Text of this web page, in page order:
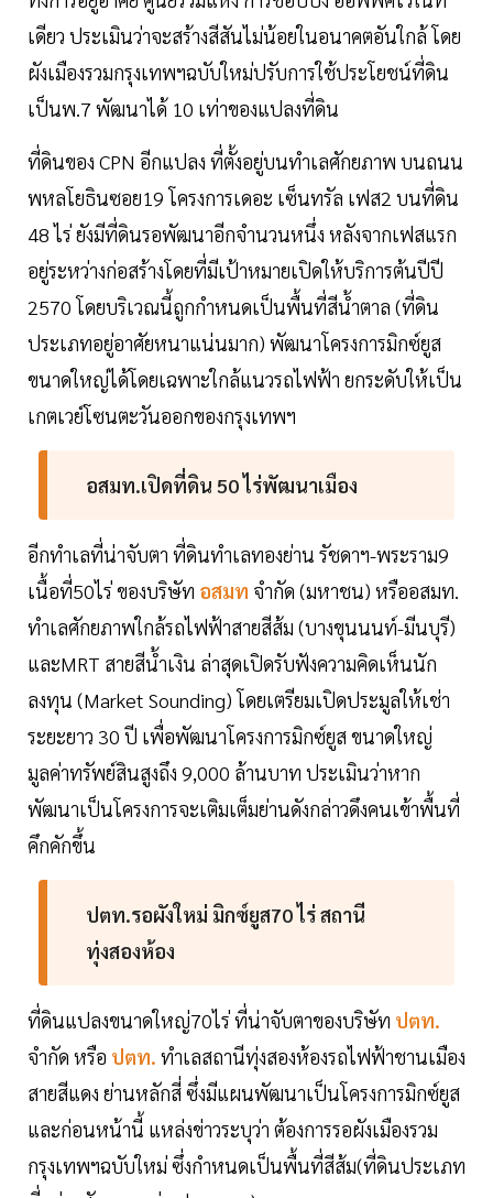
เดียว ประเมินว่าจะสร้างสีสันไม่น้อยในอนาคตอันใกล้ โดย
ผังเมืองรวมกรุงเทพฯฉบับใหม่ปรับการใช้ประโยชน์ที่ดิน
เป็นพ.7 พัฒนาได้ 10 เท่าของแปลงที่ดิน
ที่ดินของ CPN อีกแปลง ที่ตั้งอยู่บนทำเลศักยภาพ บนถนน
พหลโยธินซอย19 โครงการเดอะ เซ็นทรัล เฟส2 บนที่ดิน
48 ไร่ ยังมีที่ดินรอพัฒนาอีกจำนวนหนึ่ง หลังจากเฟสแรก
อยู่ระหว่างก่อสร้างโดยที่มีเป้าหมายเปิดให้บริการต้นปีปี
2570 โดยบริเวณนี้ถูกกำหนดเป็นพื้นที่สีน้ำตาล (ที่ดิน
ประเภทอยู่อาศัยหนาแน่นมาก) พัฒนาโครงการมิกซ์ยูส
ขนาดใหญ่ได้โดยเฉพาะใกล้แนวรถไฟฟ้า ยกระดับให้เป็น
เกตเวย์โซนตะวันออกของกรุงเทพฯ
อสมท.เปิดที่ดิน 50 ไร่พัฒนาเมือง
อีกทำเลที่น่าจับตา ที่ดินทำเลทองย่าน รัชดาฯ-พระราม9
เนื้อที่50ไร่ ของบริษัท อสมท จำกัด (มหาชน) หรืออสมท.
ทำเลศักยภาพใกล้รถไฟฟ้าสายสีส้ม (บางขุนนนท์-มีนบุรี)
และMRT สายสีน้ำเงิน ล่าสุดเปิดรับฟังความคิดเห็นนัก
ลงทุน (Market Sounding) โดยเตรียมเปิดประมูลให้เช่า
ระยะยาว 30 ปี เพื่อพัฒนาโครงการมิกซ์ยูส ขนาดใหญ่
มูลค่าทรัพย์สินสูงถึง 9,000 ล้านบาท ประเมินว่าหาก
พัฒนาเป็นโครงการจะเติมเต็มย่านดังกล่าวดึงคนเข้าพื้นที่
คึกคักขึ้น
ปตท.รอผังใหม่ มิกซ์ยูส70 ไร่ สถานี
ทุ่งสองห้อง
ที่ดินแปลงขนาดใหญ่70ไร่ ที่น่าจับตาของบริษัท ปตท.
จำกัด หรือ ปตท. ทำเลสถานีทุ่งสองห้องรถไฟฟ้าชานเมือง
สายสีแดง ย่านหลักสี่ ซึ่งมีแผนพัฒนาเป็นโครงการมิกซ์ยูส
และก่อนหน้านี้ แหล่งข่าวระบุว่า ต้องการรอผังเมืองรวม
กรุงเทพฯฉบับใหม่ ซึ่งกำหนดเป็นพื้นที่สีส้ม(ที่ดินประเภท